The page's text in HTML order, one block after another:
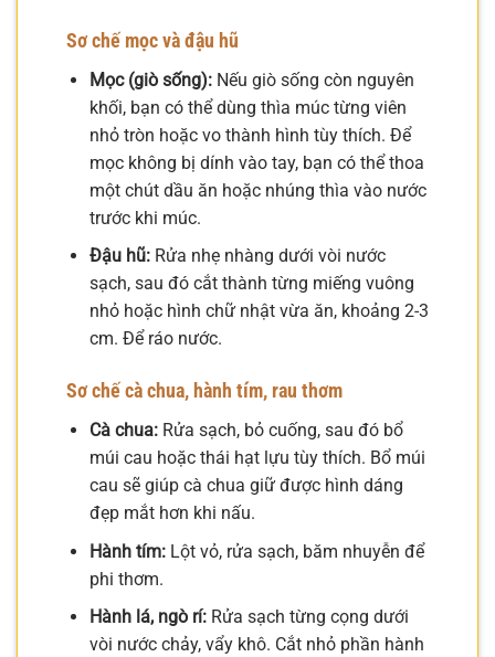
Sơ chế mọc và đậu hũ
Mọc (giò sống):Nếu giò sống còn nguyên
khối, bạn có thể dùng thìa múc từng viên
nhỏ tròn hoặc vo thành hình tùy thích. Để
mọc không bị dính vào tay, bạn có thể thoa
một chút dầu ăn hoặc nhúng thìa vào nước
trước khi múc.
Đậu hũ:Rửa nhẹ nhàng dưới vòi nước
sạch, sau đó cắt thành từng miếng vuông
nhỏ hoặc hình chữ nhật vừa ăn, khoảng 2-3
cm. Để ráo nước.
Sơ chế cà chua, hành tím, rau thơm
Cà chua:Rửa sạch, bỏ cuống, sau đó bổ
múi cau hoặc thái hạt lựu tùy thích. Bổ múi
cau sẽ giúp cà chua giữ được hình dáng
đẹp mắt hơn khi nấu.
Hành tím:Lột vỏ, rửa sạch, băm nhuyễn để
phi thơm.
Hành lá, ngò rí:Rửa sạch từng cọng dưới
vòi nước chảy, vẩy khô. Cắt nhỏ phần hành